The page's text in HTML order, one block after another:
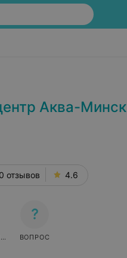
Аква-Минск
отзывов 4.6
ВОПРОС